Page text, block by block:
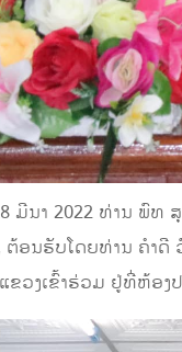
2022 ທ່ານ ພົທ ສຸວ
ອນຮັບໂດຍທ່ານ ຄໍາດີ
ຂວງເຂົ້າຮ່ວມ ຢູ່ທີ່ຫ້ອງ